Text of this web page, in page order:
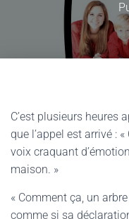
C’est plusieurs heures
que l’appel est arrivé :
voix craquant
maison. »
« Comment ça, un
comme si sa